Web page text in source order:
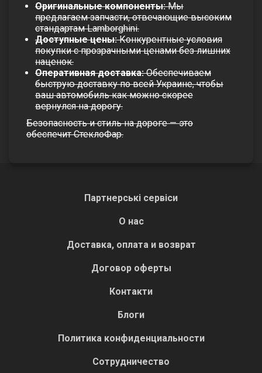
Оригинальные компоненты:Мы
предлагаем запчасти, отвечающие высоким
стандартам Lamborghini.
Доступные цены:Конкурентные условия
покупки с прозрачными ценами без лишних
наценок.
Оперативная доставка:Обеспечиваем
быструю доставку по всей Украине, чтобы
ваш автомобиль как можно скорее
вернулся на дорогу.
Безопасность и стиль на дороге—это
обеспечит СтеклоФар.
Партнерські сервіси
О нас
Доставка, оплата и возврат
Договор оферты
Контакти
Блоги
Политика конфиденциальности
Сотрудничество